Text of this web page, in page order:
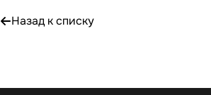
Назад к списку